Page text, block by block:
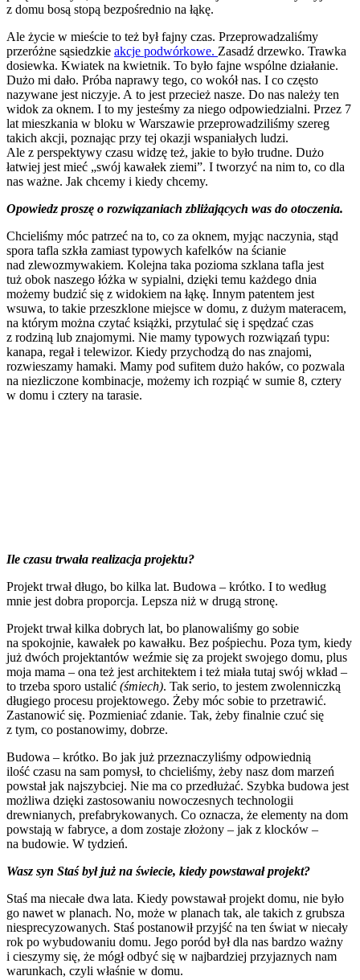
z domu bosą stopą bezpośrednio na łąkę.
Ale życie w mieście to też był fajny czas. Przeprowadzaliśmy
przeróżne sąsiedzkie akcje podwórkowe. Zasadź drzewko. Trawka
dosiewka. Kwiatek na kwietnik. To było fajne wspólne działanie.
Dużo mi dało. Próba naprawy tego, co wokół nas. I co często
nazywane jest niczyje. A to jest przecież nasze. Do nas należy ten
widok za oknem. I to my jesteśmy za niego odpowiedzialni. Przez 7
lat mieszkania w bloku w Warszawie przeprowadziliśmy szereg
takich akcji, poznając przy tej okazji wspaniałych ludzi.
Ale z perspektywy czasu widzę też, jakie to było trudne. Dużo
łatwiej jest mieć „swój kawałek ziemi”. I tworzyć na nim to, co dla
nas ważne. Jak chcemy i kiedy chcemy.
Opowiedz proszę o rozwiązaniach zbliżających was do otoczenia.
Chcieliśmy móc patrzeć na to, co za oknem, myjąc naczynia, stąd
spora tafla szkła zamiast typowych kafelków na ścianie
nad zlewozmywakiem. Kolejna taka pozioma szklana tafla jest
tuż obok naszego łóżka w sypialni, dzięki temu każdego dnia
możemy budzić się z widokiem na łąkę. Innym patentem jest
wsuwa, to takie przeszklone miejsce w domu, z dużym materacem,
na którym można czytać książki, przytulać się i spędzać czas
z rodziną lub znajomymi. Nie mamy typowych rozwiązań typu:
kanapa, regał i telewizor. Kiedy przychodzą do nas znajomi,
rozwieszamy hamaki. Mamy pod sufitem dużo haków, co pozwala
na niezliczone kombinacje, możemy ich rozpiąć w sumie 8, cztery
w domu i cztery na tarasie.
Ile czasu trwała realizacja projektu?
Projekt trwał długo, bo kilka lat. Budowa – krótko. I to według
mnie jest dobra proporcja. Lepsza niż w drugą stronę.
Projekt trwał kilka dobrych lat, bo planowaliśmy go sobie
na spokojnie, kawałek po kawałku. Bez pośpiechu. Poza tym, kiedy
już dwóch projektantów weźmie się za projekt swojego domu, plus
moja mama – ona też jest architektem i też miała tutaj swój wkład –
to trzeba sporo ustalić (śmiech). Tak serio, to jestem zwolenniczką
długiego procesu projektowego. Żeby móc sobie to przetrawić.
Zastanowić się. Pozmieniać zdanie. Tak, żeby finalnie czuć się
z tym, co postanowimy, dobrze.
Budowa – krótko. Bo jak już przeznaczyliśmy odpowiednią
ilość czasu na sam pomysł, to chcieliśmy, żeby nasz dom marzeń
powstał jak najszybciej. Nie ma co przedłużać. Szybka budowa jest
możliwa dzięki zastosowaniu nowoczesnych technologii
drewnianych, prefabrykowanych. Co oznacza, że elementy na dom
powstają w fabryce, a dom zostaje złożony – jak z klocków –
na budowie. W tydzień.
Wasz syn Staś był już na świecie, kiedy powstawał projekt?
Staś ma niecałe dwa lata. Kiedy powstawał projekt domu, nie było
go nawet w planach. No, może w planach tak, ale takich z grubsza
niesprecyzowanych. Staś postanowił przyjść na ten świat w niecały
rok po wybudowaniu domu. Jego poród był dla nas bardzo ważny
i cieszymy się, że mógł odbyć się w najbardziej przyjaznych nam
warunkach, czyli właśnie w domu.